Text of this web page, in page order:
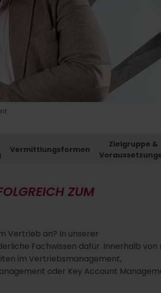
Vermittlungsformen
Zielgruppe &
ZUM
Vertrieb an? In unserer
Fachwissen dafür. Innerhalb von
im Vertriebsmanagement,
oder Key Account